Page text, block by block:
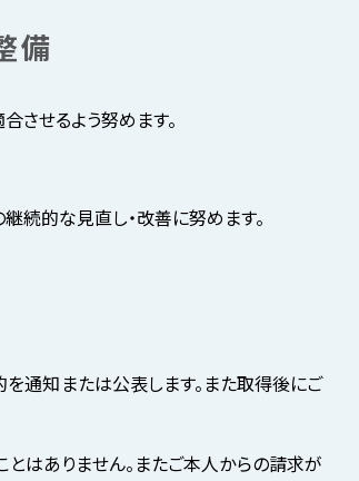
備
させるよう努めます。
続的な見直し・改善に努めます。
通知または公表します。また取得後にご
はありません。またご本人からの請求が